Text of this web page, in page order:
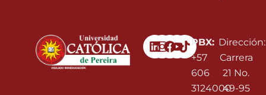
Linkedin
Instagram
Facebook
Youtube
PBX:
+57
606
3124000
Dirección:
Carrera
21 No.
49-95